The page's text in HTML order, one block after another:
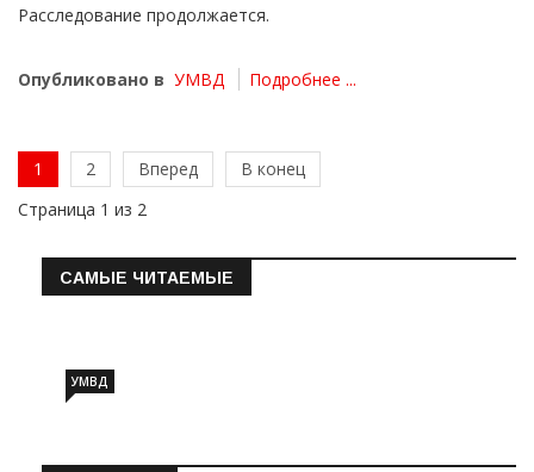
Расследование продолжается.
Опубликовано в УМВД Подробнее ...
1 2 Вперед
В конец
Страница 1 из 2
САМЫЕ ЧИТАЕМЫЕ
УМВД